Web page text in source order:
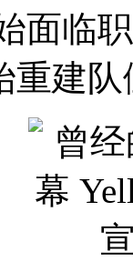
面
重建队